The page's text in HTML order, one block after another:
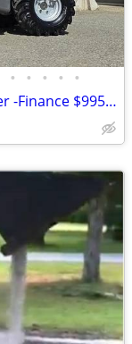
• • • • •
NEW JLG SkyTrak 3013 Mini Telehandler -Finance $995 Per Mo*